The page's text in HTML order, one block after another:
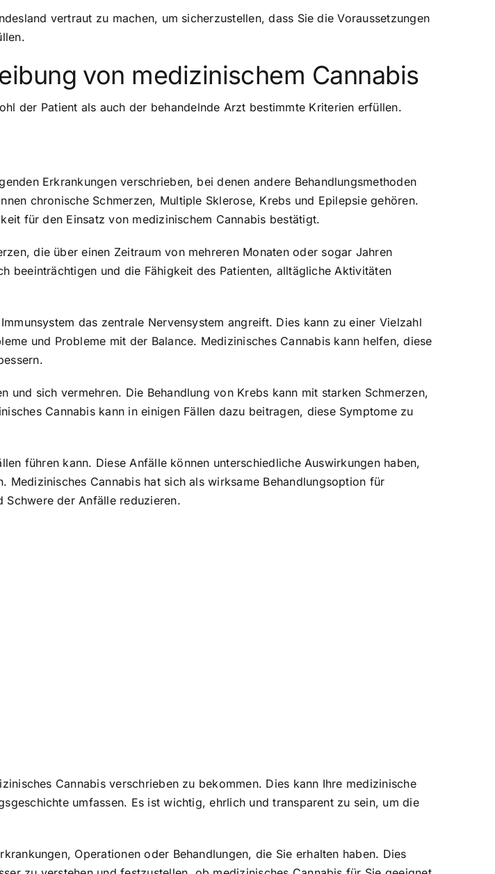
vertraut zu machen, um sicherzustellen, dass Sie die Voraussetzungen
von medizinischem Cannabis
der Patient als auch der behandelnde Arzt bestimmte Kriterien erfüllen.
Erkrankungen verschrieben, bei denen andere Behandlungsmethoden
chronische Schmerzen, Multiple Sklerose, Krebs und Epilepsie gehören.
für den Einsatz von medizinischem Cannabis bestätigt.
die über einen Zeitraum von mehreren Monaten oder sogar Jahren
beeinträchtigen und die Fähigkeit des Patienten, alltägliche Aktivitäten
das zentrale Nervensystem angreift. Dies kann zu einer Vielzahl
und Probleme mit der Balance. Medizinisches Cannabis kann helfen, diese
sich vermehren. Die Behandlung von Krebs kann mit starken Schmerzen,
Cannabis kann in einigen Fällen dazu beitragen, diese Symptome zu
führen kann. Diese Anfälle können unterschiedliche Auswirkungen haben,
Cannabis hat sich als wirksame Behandlungsoption für
Schwere der Anfälle reduzieren.
Cannabis verschrieben zu bekommen. Dies kann Ihre medizinische
umfassen. Es ist wichtig, ehrlich und transparent zu sein, um die
Operationen oder Behandlungen, die Sie erhalten haben. Dies